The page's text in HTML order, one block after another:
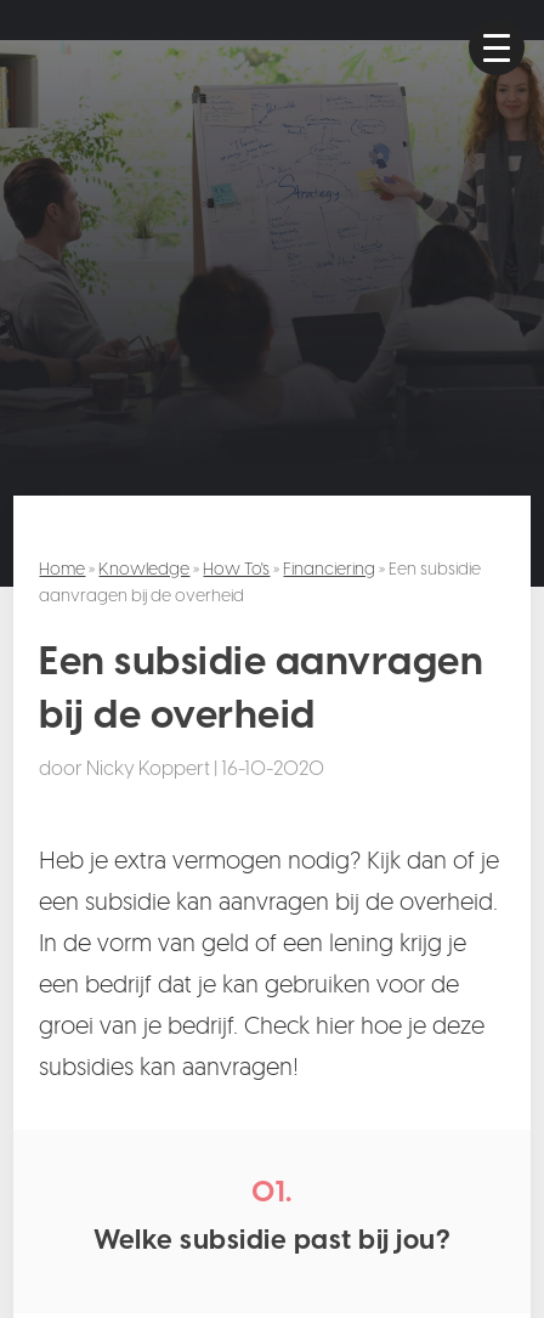
Home» Knowledge» How To's» Financiering » Een subsidie
aanvragen bij de overheid
Een subsidie aanvragen
bij de overheid
door Nicky Koppert | 16-10-2020
Heb je extra vermogen nodig? Kijk dan of je
een subsidie kan aanvragen bij de overheid.
In de vorm van geld of een lening krijg je
een bedrijf dat je kan gebruiken voor de
groei van je bedrijf. Check hier hoe je deze
subsidies kan aanvragen!
01.
Welke subsidie past bij jou?